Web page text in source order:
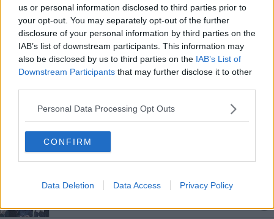
us or personal information disclosed to third parties prior to
your opt-out. You may separately opt-out of the further
disclosure of your personal information by third parties on the
IAB’s list of downstream participants. This information may
also be disclosed by us to third parties on the IAB’s List of
Downstream Participants that may further disclose it to other
Personal Data Processing Opt Outs
CONFIRM
Data Deletion Data Access Privacy Policy
Prosciutti in cambio di droga
Pajer (M5S): “Parte il mercato dello scambio"
In fiamme un magazzino di insaccati
​Cinquemila libri a 1 euro, assalto alla lettura
L'agricoltura toscana cresce, giro d'affari da 3,6
miliardi